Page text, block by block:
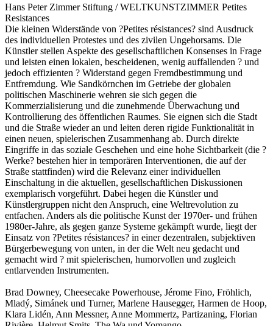
Hans Peter Zimmer Stiftung / WELTKUNSTZIMMER Petites
Resistances
Die kleinen Widerstände von ?Petites résistances? sind Ausdruck
des individuellen Protestes und des zivilen Ungehorsams. Die
Künstler stellen Aspekte des gesellschaftlichen Konsenses in Frage
und leisten einen lokalen, bescheidenen, wenig auffallenden ? und
jedoch effizienten ? Widerstand gegen Fremdbestimmung und
Entfremdung. Wie Sandkörnchen im Getriebe der globalen
politischen Maschinerie wehren sie sich gegen die
Kommerzialisierung und die zunehmende Überwachung und
Kontrollierung des öffentlichen Raumes. Sie eignen sich die Stadt
und die Straße wieder an und leiten deren rigide Funktionalität in
einen neuen, spielerischen Zusammenhang ab. Durch direkte
Eingriffe in das soziale Geschehen und eine hohe Sichtbarkeit (die ?
Werke? bestehen hier in temporären Interventionen, die auf der
Straße stattfinden) wird die Relevanz einer individuellen
Einschaltung in die aktuellen, gesellschaftlichen Diskussionen
exemplarisch vorgeführt. Dabei hegen die Künstler und
Künstlergruppen nicht den Anspruch, eine Weltrevolution zu
entfachen. Anders als die politische Kunst der 1970er- und frühen
1980er-Jahre, als gegen ganze Systeme gekämpft wurde, liegt der
Einsatz von ?Petites résistances? in einer dezentralen, subjektiven
Bürgerbewegung von unten, in der die Welt neu gedacht und
gemacht wird ? mit spielerischen, humorvollen und zugleich
entlarvenden Instrumenten.
Brad Downey, Cheesecake Powerhouse, Jérome Fino, Fröhlich,
Mladý, Simánek und Turner, Marlene Hausegger, Harmen de Hoop,
Klara Lidén, Ann Messner, Anne Mommertz, Partizaning, Florian